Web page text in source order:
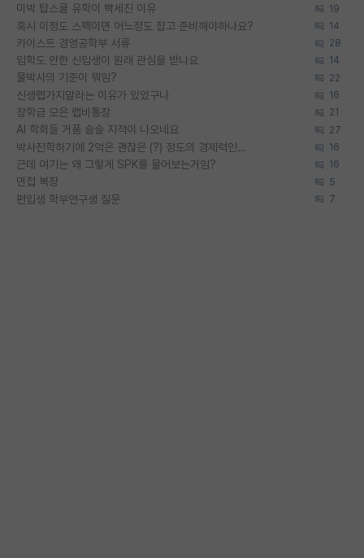
미박 탑스쿨 유학이 빡세진 이유 19
혹시 이정도 스펙이면 어느정도 잡고 준비해야하나요? 14
카이스트 경영공학부 서류 28
입학도 안한 신입생이 원래 관심을 받나요 14
물박사의 기준이 뭐임? 22
신생랩가지말라는 이유가 있었구나 16
장학금 모은 랩비통장 21
AI 학회들 거품 슬슬 지적이 나오네요 27
박사진학하기에 2억은 괜찮은 (?) 정도의 경제력인가요 16
근데 여기는 왜 그렇게 SPK를 물어보는거임? 16
면접 복장 5
편입생 학부연구생 질문 7